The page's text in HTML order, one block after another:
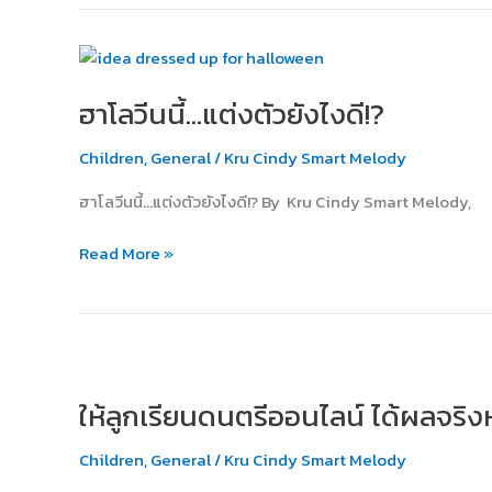
ดี
น้า~?
ฮาโลวีนนี้…แต่งตัวยังไงดี!?
Children,General/Kru Cindy Smart Melody
ฮาโลวีนนี้…แต่งตัวยังไงดี!? By Kru Cindy Smart Melody,
ฮาโลวีน
แต่ง
ยัง
Read More »
ให้ลูกเรียนดนตรีออนไลน์ ได้ผลจริง
Children,General/Kru Cindy Smart Melody
เรียน
ดนตรี
ออนไลน์